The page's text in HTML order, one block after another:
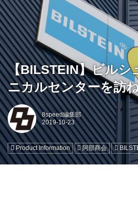
Porsche
Essay
【BILSTEIN】ビルシ
ニカルセンターを訪
8speed編集部
Product Information 阿部商会